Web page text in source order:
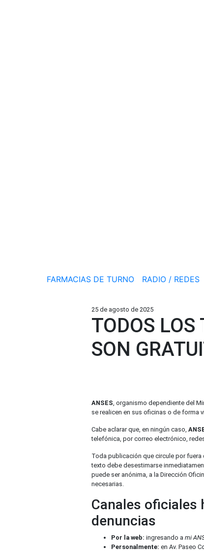
FARMACIAS DE TURNO RADIO / REDES
25 de agosto de 2025
TODOS LOS
SON
ANSES, organismo dependiente del
se realicen en sus oficinas o de forma
Cabe aclarar que, en ningún caso,
telefónica, por correo electrónico,
Toda publicación que circule por
texto debe desestimarse
puede ser anónima, a la Dirección
necesarias.
Canales oficiales
denuncias
Por la web: ingresando a mi
Personalmente: en Av. Paseo